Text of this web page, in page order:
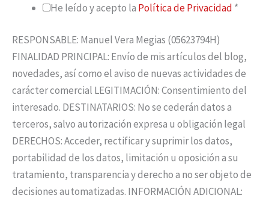
He leído y acepto la Política de Privacidad *
RESPONSABLE: Manuel Vera Megias (05623794H)
FINALIDAD PRINCIPAL: Envío de mis artículos del blog,
novedades, así como el aviso de nuevas actividades de
carácter comercial LEGITIMACIÓN: Consentimiento del
interesado. DESTINATARIOS: No se cederán datos a
terceros, salvo autorización expresa u obligación legal
DERECHOS: Acceder, rectificar y suprimir los datos,
portabilidad de los datos, limitación u oposición a su
tratamiento, transparencia y derecho a no ser objeto de
decisiones automatizadas. INFORMACIÓN ADICIONAL: